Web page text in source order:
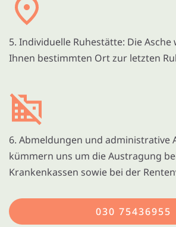
5. Individuelle Ruhestätte: Die
Ihnen bestimmten Ort zur letzten
6. Abmeldungen und administrative
kümmern uns um die Austragung
Krankenkassen sowie bei der
030 75436955